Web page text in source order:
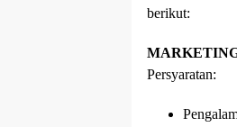
berikut:
Persyaratan: